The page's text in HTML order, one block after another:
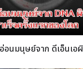
อนมนุษย์จาก ดีเอ็นเอ